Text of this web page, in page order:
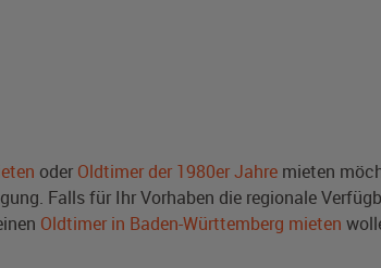
oder Oldtimer der 1980er Jahre mieten
Falls für Ihr Vorhaben die regionale
Oldtimer in Baden-Württemberg mieten